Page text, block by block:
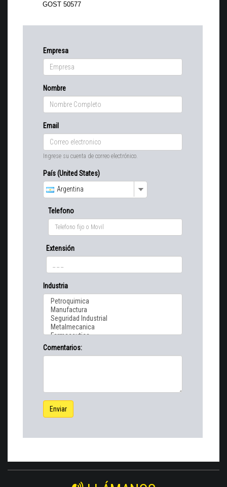
GOST 50577
Empresa
Nombre
Email
Ingrese su cuenta de correo electrónico.
País (United States)
Argentina
Telefono
Extensión
Industria
Comentarios:
Enviar